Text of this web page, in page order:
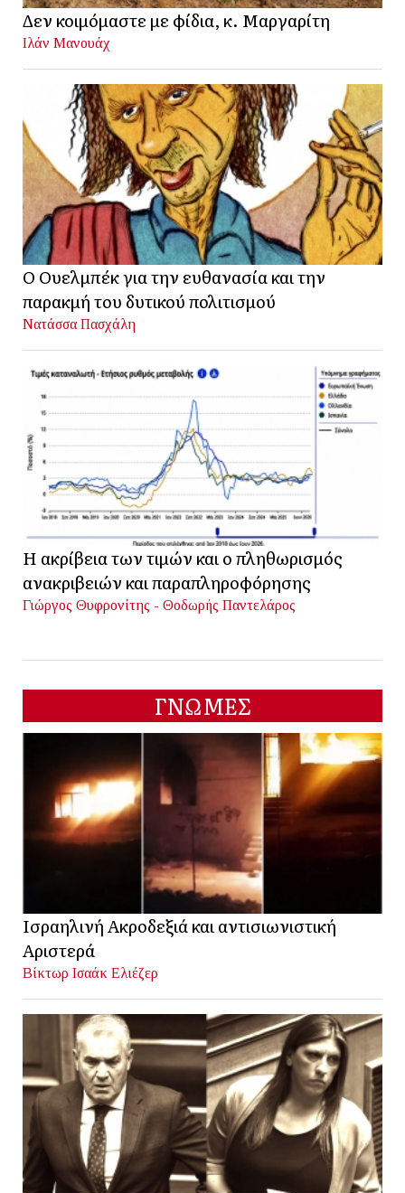
Δεν κοιμόμαστε με φίδια, κ. Μαργαρίτη
Ιλάν Μανουάχ
Ο Ουελμπέκ για την ευθανασία και την
παρακμή του δυτικού πολιτισμού
Νατάσσα Πασχάλη
Η ακρίβεια των τιμών και ο πληθωρισμός
ανακριβειών και παραπληροφόρησης
Γιώργος Θυφρονίτης - Θοδωρής Παντελάρος
ΓΝΩΜΕΣ
Ισραηλινή Ακροδεξιά και αντισιωνιστική
Αριστερά
Βίκτωρ Ισαάκ Ελιέζερ